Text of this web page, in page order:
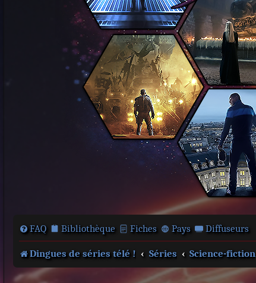
FAQ Bibliothèque Fiches Pays Diffuseurs
Dingues de séries télé ! Séries Science-fiction